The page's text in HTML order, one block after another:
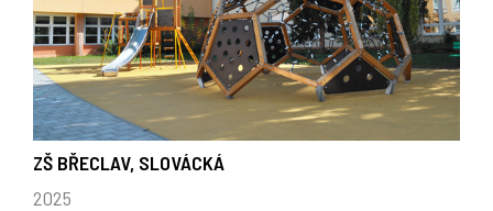
ZŠ BŘECLAV, SLOVÁCKÁ
2025